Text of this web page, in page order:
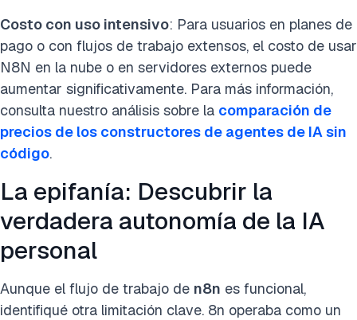
Costo con uso intensivo: Para usuarios en planes de
pago o con flujos de trabajo extensos, el costo de usar
N8N en la nube o en servidores externos puede
aumentar significativamente. Para más información,
consulta nuestro análisis sobre la comparación de
precios de los constructores de agentes de IA sin
código.
La epifanía: Descubrir la
verdadera autonomía de la IA
personal
Aunque el flujo de trabajo de n8n es funcional,
identifiqué otra limitación clave. 8n operaba como un